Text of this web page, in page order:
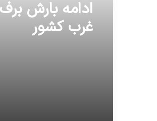
16 ژوئن 2026
ادامه بارش